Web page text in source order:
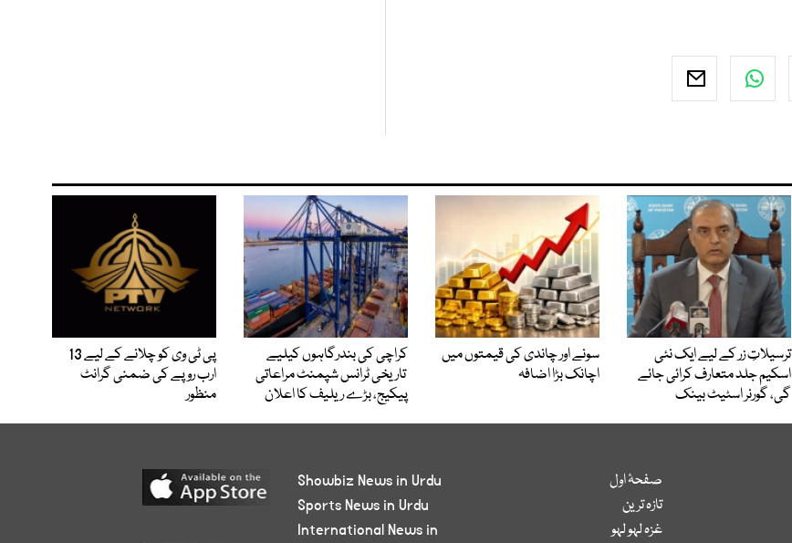
ترسیلاتِ زر کے لیے ایک نئی
اسکیم جلد متعارف کرائی جائے
گی، گورنر اسٹیٹ بینک
سونے اور چاندی کی قیمتوں میں
اچانک بڑا اضافہ
کراچی کی بندرگاہوں کیلیے
تاریخی ٹرانس شپمنٹ مراعاتی
پیکیج، بڑے ریلیف کا اعلان
پی ٹی وی کو چلانے کے لیے 13
ارب روپے کی ضمنی گرانٹ
منظور
صفحۂ اول
تازہ ترین
غزہ لہو لہو
Showbiz News in Urdu
Sports News in Urdu
International News in